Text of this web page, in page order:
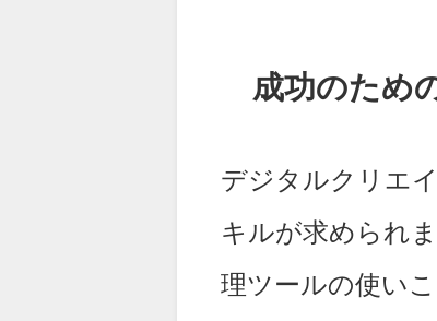
成功のため
デジタルクリエ
キルが求められ
理ツールの使い